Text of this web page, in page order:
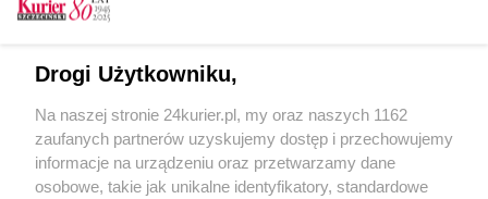
Drogi Użytkowniku,
Na naszej stronie 24kurier.pl, my oraz naszych 1162
zaufanych partnerów uzyskujemy dostęp i przechowujemy
informacje na urządzeniu oraz przetwarzamy dane
osobowe, takie jak unikalne identyfikatory, standardowe